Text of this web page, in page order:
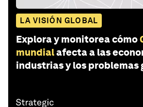
LA VISIÓN GLOBAL
Explora y monitorea cómo
mundialafecta a las
industrias y los problemas